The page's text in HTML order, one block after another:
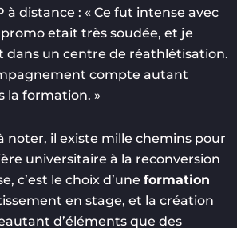
à distance : « Ce fut intense avec
etait très soudée, et je
dans un centre de réathlétisation.
compte autant
la formation. »
noter, il existe mille chemins pour
universitaire à la reconversion
c’est le choix d’une formation
en stage, et la création
d’éléments que des